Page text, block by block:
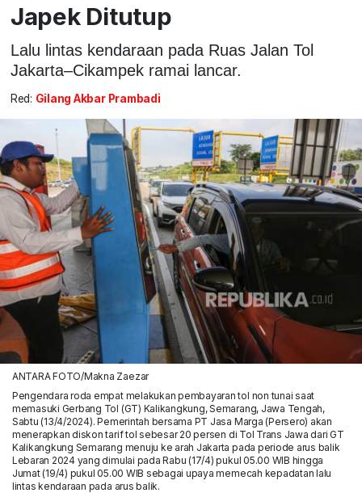
Japek Ditutup
Lalu lintas kendaraan pada Ruas Jalan Tol
Jakarta–Cikampek ramai lancar.
Red: Gilang Akbar Prambadi
ANTARA FOTO/Makna Zaezar
Pengendara roda empat melakukan pembayaran tol non tunai saat
memasuki Gerbang Tol (GT) Kalikangkung, Semarang, Jawa Tengah,
Sabtu (13/4/2024). Pemerintah bersama PT Jasa Marga (Persero) akan
menerapkan diskon tarif tol sebesar 20 persen di Tol Trans Jawa dari GT
Kalikangkung Semarang menuju ke arah Jakarta pada periode arus balik
Lebaran 2024 yang dimulai pada Rabu (17/4) pukul 05.00 WIB hingga
Jumat (19/4) pukul 05.00 WIB sebagai upaya memecah kepadatan lalu
lintas kendaraan pada arus balik.